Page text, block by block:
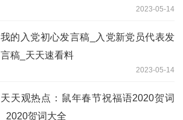
2023-05-14
我的入党初心发言稿_入党新党员代表发
言稿_天天速看料
2023-05-14
天天观热点：鼠年春节祝福语2020贺词
_2020贺词大全